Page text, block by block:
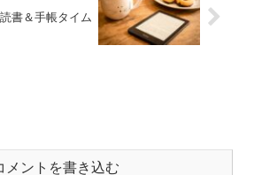
書＆手帳タイム
メントを書き込む